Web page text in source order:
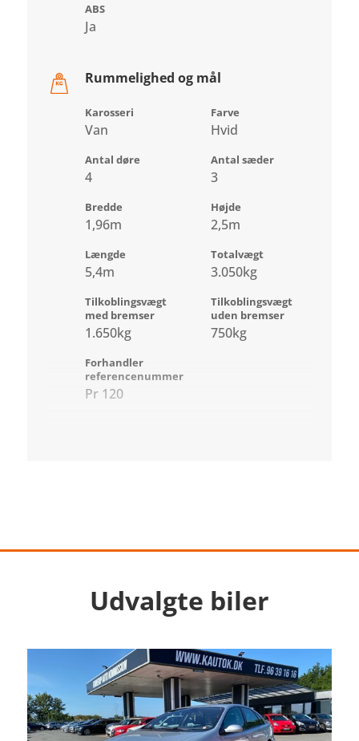
ABS
Ja
Rummelighed og mål
Karosseri
Van
Farve
Hvid
Antal døre
4
Antal sæder
3
Bredde
1,96m
Højde
2,5m
Længde
5,4m
Totalvægt
3.050kg
Tilkoblingsvægt
med bremser
1.650kg
Tilkoblingsvægt
uden bremser
750kg
Forhandler
referencenummer
Pr 120
Udvalgte biler